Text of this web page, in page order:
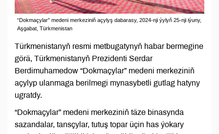
“Dokmaçylar” medeni merkeziniň açylyş dabarasy, 2024-nji ýylyň 25-nji iýuny,
Aşgabat, Türkmenistan
Türkmenistanyň resmi metbugatynyň habar bermegine
görä, Türkmenistanyň Prezidenti Serdar
Berdimuhamedow “Dokmaçylar” medeni merkeziniň
açylyp ulanmaga berilmegi mynasybetli gutlag hatyny
ugratdy.
“Dokmaçylar” medeni merkeziniň täze binasynda
sazandalar, tansçylar, tutuş topar üçin has ýokary